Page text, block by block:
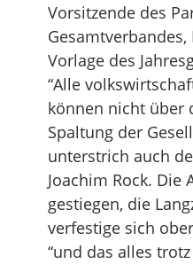
Vorsitzende des
Vorlage des
“Alle
können nicht über
Spaltung der
unterstrich auch
Joachim Rock.
gestiegen, die
verfestige sich
“und das alles